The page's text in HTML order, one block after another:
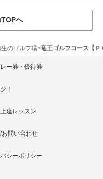
へ
のゴルフ場 竜王ゴルフコース【Ｐ
ー券・優待券
！
達レッスン
お問い合わせ
シーポリシー